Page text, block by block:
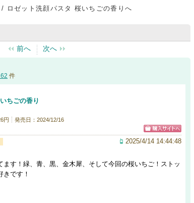
/ ロゼット洗顔パスタ 桜いちごの香りへ
前へ 次へ
件
ちごの香り
円
発売日：2024/12/16
2025/4/14 14:44:48
す！緑、青、黒、金木犀、そして今回の桜いちご！ストッ
です！